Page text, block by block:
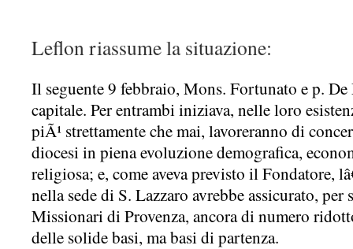
Leflon riassume la situazione:
Il seguente 9 febbraio, Mons. Fortunato e p.
capitale. Per entrambi iniziava, nelle loro
piÃ¹ strettamente che mai, lavoreranno di
diocesi in piena evoluzione demografica,
religiosa; e, come aveva previsto il Fondatore,
nella sede di S. Lazzaro avrebbe assicurato,
Missionari di Provenza, ancora di numero
delle solide basi, ma basi di partenza.